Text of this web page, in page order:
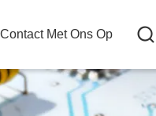
Met Ons Op